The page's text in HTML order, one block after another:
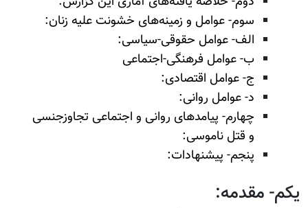
سوم- عوامل و زمینه‌های خشونت علیه زنان:
الف- عوامل حقوقی-سیاسی:
ب- عوامل فرهنگی-اجتماعی
ج- عوامل اقتصادی:
د- عوامل روانی:
چهارم- پیامدهای روانی و اجتماعی تجاوزجنسی
و قتل ناموسی:
پنجم- پیشنهادات:
یکم- مقدمه: